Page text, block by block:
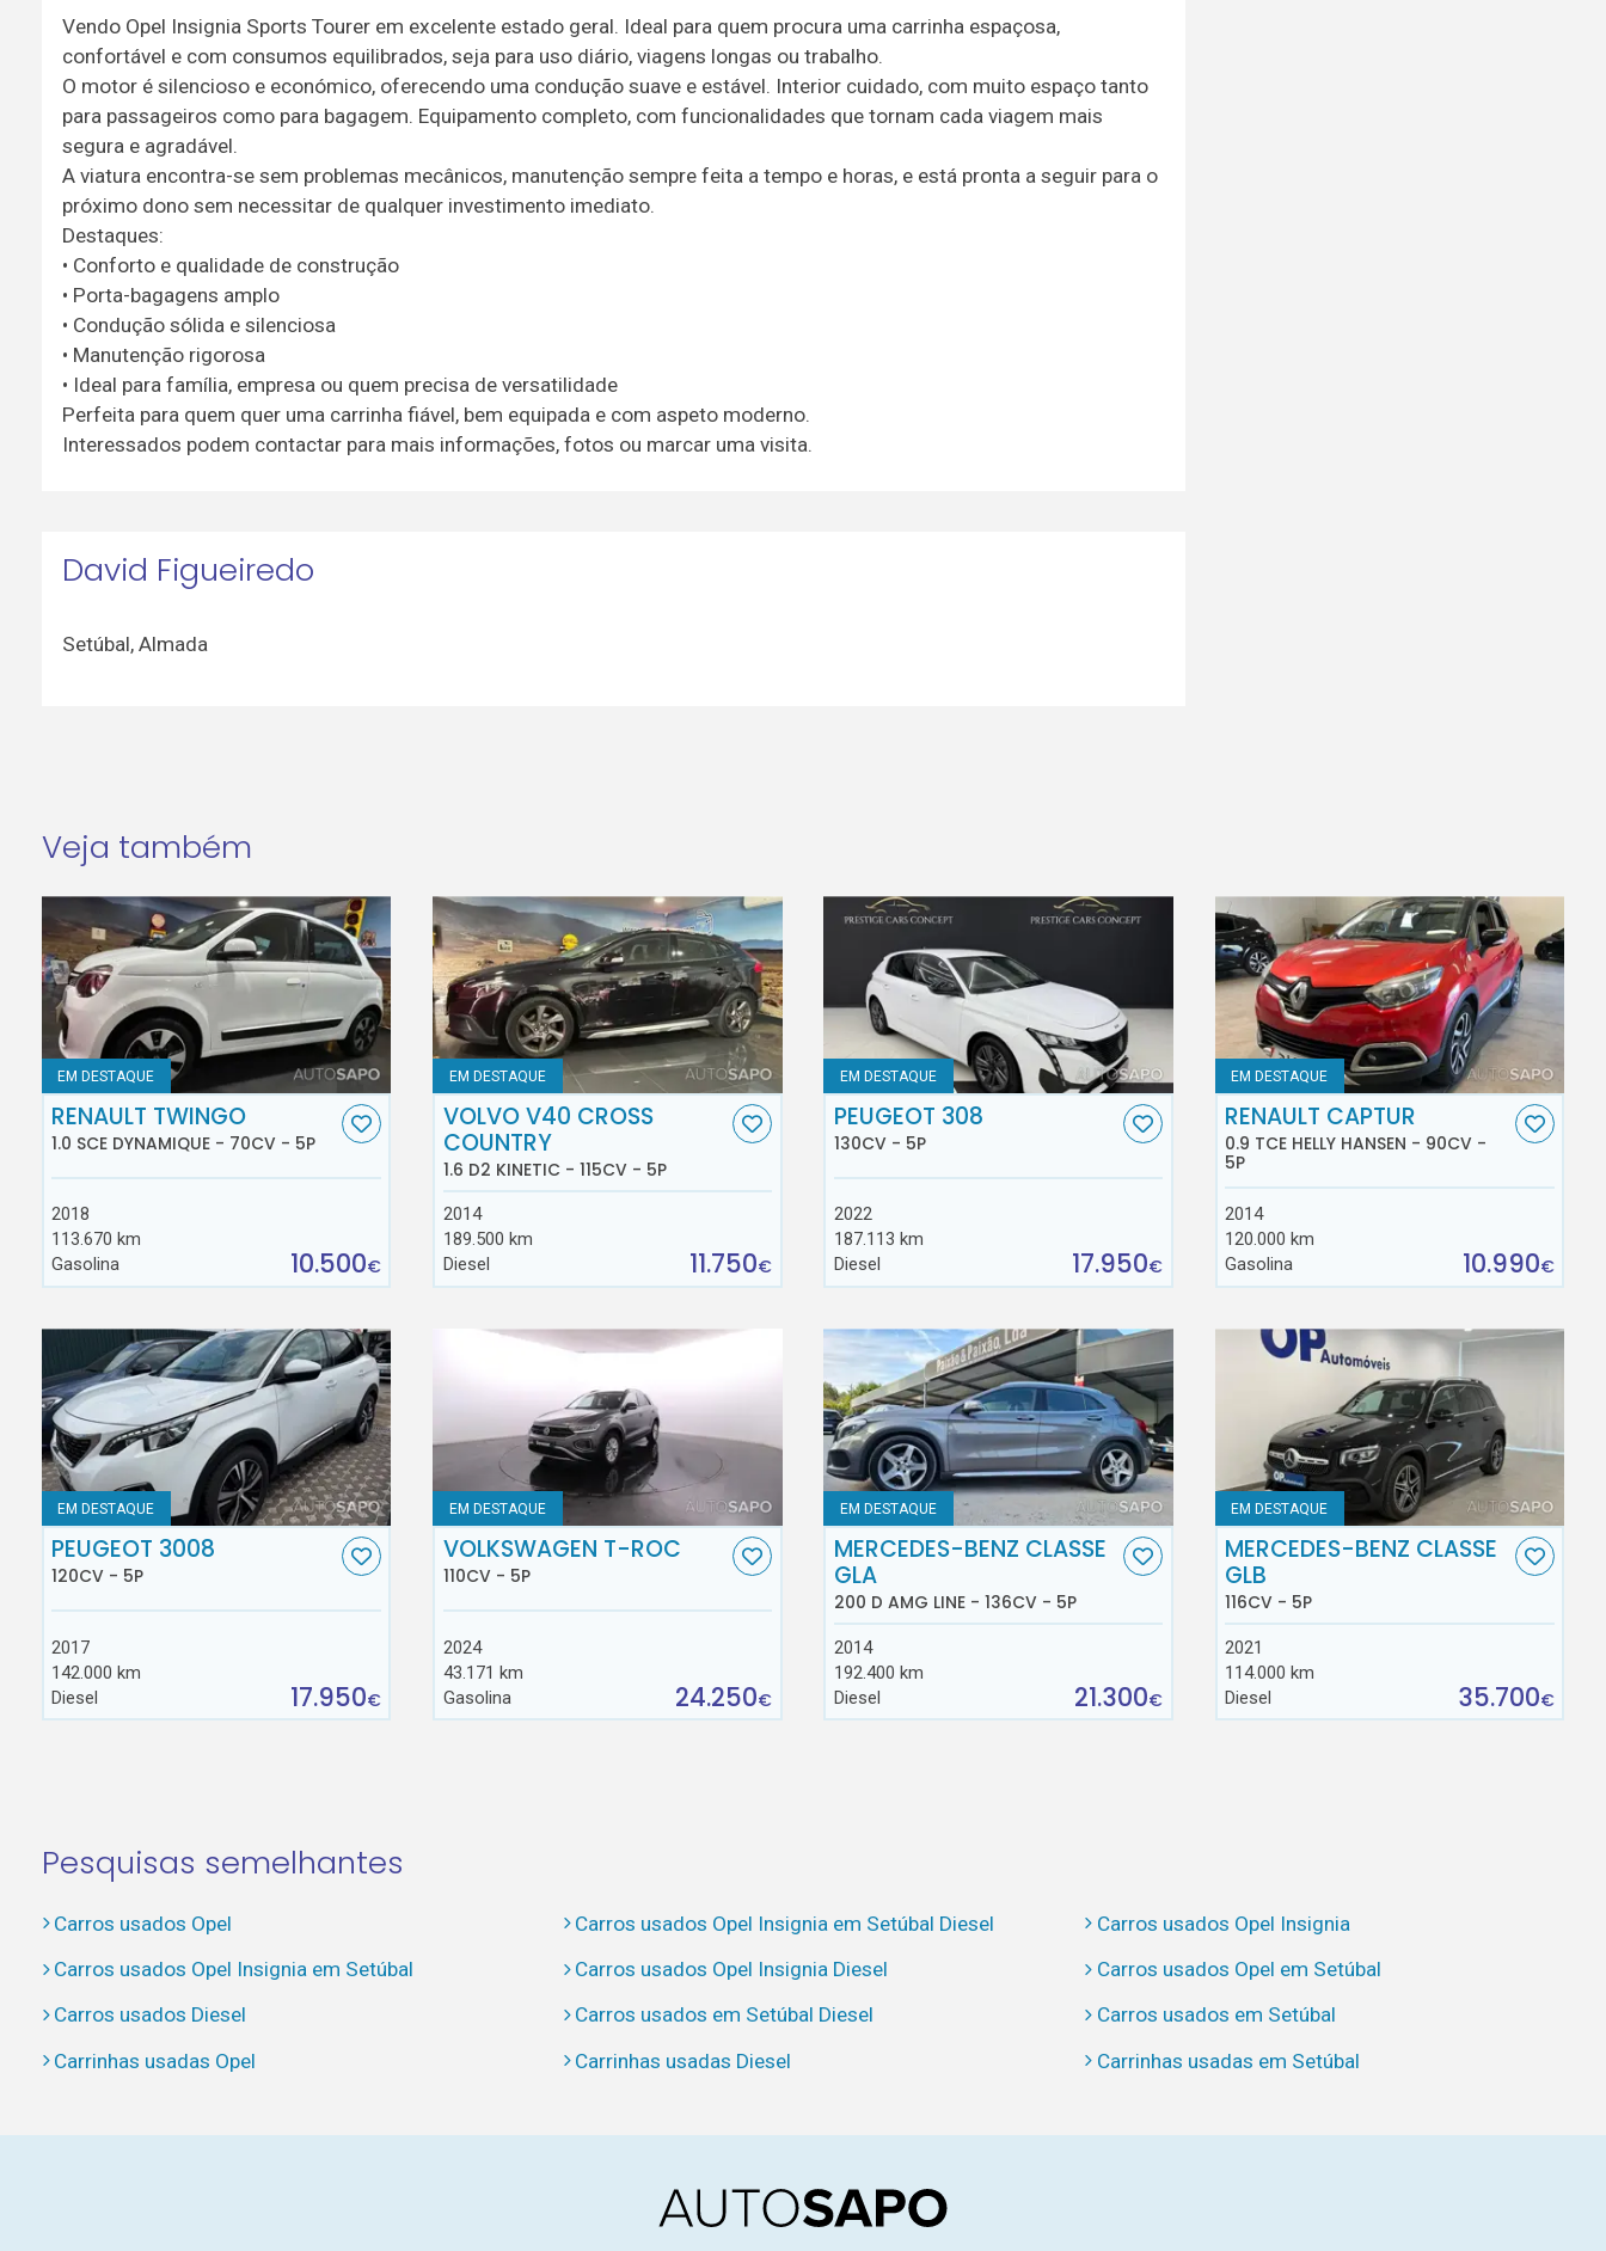
Vendo Opel Insignia Sports Tourer em excelente estado geral. Ideal para quem procura uma carrinha espaçosa,
confortável e com consumos equilibrados, seja para uso diário, viagens longas ou trabalho.
O motor é silencioso e económico, oferecendo uma condução suave e estável. Interior cuidado, com muito espaço tanto
para passageiros como para bagagem. Equipamento completo, com funcionalidades que tornam cada viagem mais
segura e agradável.
A viatura encontra-se sem problemas mecânicos, manutenção sempre feita a tempo e horas, e está pronta a seguir para o
próximo dono sem necessitar de qualquer investimento imediato.
Destaques:
• Conforto e qualidade de construção
• Porta-bagagens amplo
• Condução sólida e silenciosa
• Manutenção rigorosa
• Ideal para família, empresa ou quem precisa de versatilidade
Perfeita para quem quer uma carrinha fiável, bem equipada e com aspeto moderno.
Interessados podem contactar para mais informações, fotos ou marcar uma visita.
David Figueiredo
Setúbal, Almada
Veja também
EM DESTAQUE
RENAULT TWINGO
1.0 SCE DYNAMIQUE - 70CV - 5P
2018
113.670 km
Gasolina
10.500€
EM DESTAQUE
VOLVO V40 CROSS
COUNTRY
1.6 D2 KINETIC - 115CV - 5P
2014
189.500 km
Diesel
11.750€
EM DESTAQUE
PEUGEOT 308
130CV - 5P
2022
187.113 km
Diesel
17.950€
EM DESTAQUE
RENAULT CAPTUR
0.9 TCE HELLY HANSEN - 90CV -
5P
2014
120.000 km
Gasolina
10.990€
EM DESTAQUE
PEUGEOT 3008
120CV - 5P
2017
142.000 km
Diesel
17.950€
EM DESTAQUE
VOLKSWAGEN T-ROC
110CV - 5P
2024
43.171 km
Gasolina
24.250€
EM DESTAQUE
MERCEDES-BENZ CLASSE
GLA
200 D AMG LINE - 136CV - 5P
2014
192.400 km
Diesel
21.300€
EM DESTAQUE
MERCEDES-BENZ CLASSE
GLB
116CV - 5P
2021
114.000 km
Diesel
35.700€
Pesquisas semelhantes
Carros usados Opel Carros usados Opel Insignia em Setúbal Diesel
Carros usados Opel Insignia
Carros usados Opel Insignia em Setúbal
Carros usados Opel Insignia Diesel
Carros usados Opel em Setúbal
Carros usados Diesel
Carros usados em Setúbal Diesel
Carros usados em Setúbal
Carrinhas usadas Opel
Carrinhas usadas Diesel Carrinhas usadas em Setúbal